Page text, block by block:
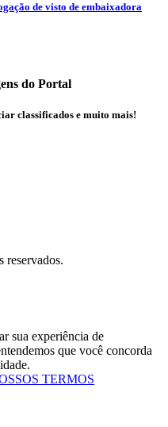
de visto de embaixadora
do Portal
classificados e muito mais!
reservados.
sua experiência de
que você concorda
TERMOS